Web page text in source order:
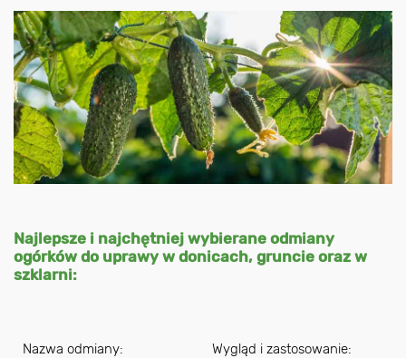
Najlepsze i najchętniej wybierane odmiany
ogórków do uprawy w donicach, gruncie oraz w
szklarni:
Nazwa odmiany:
Wygląd i zastosowanie: